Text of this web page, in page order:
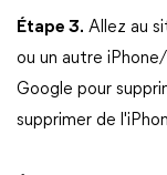
Étape 3. Allez au
ou un autre
Google pour
supprimer de